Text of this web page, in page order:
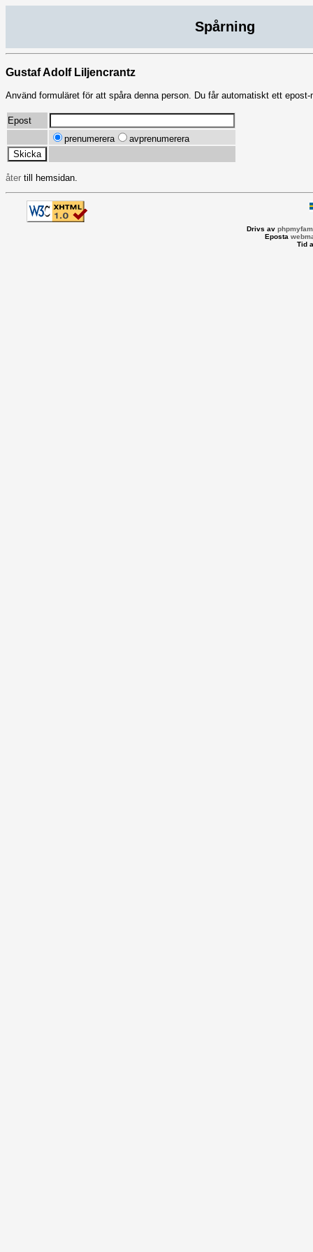
Spårning
Gustaf Adolf Liljencrantz
Använd formuläret för att spåra denna person. Du får automatiskt ett
Epost
prenumerera
avprenumerera
åter till hemsidan.
Drivs av
Eposta
Tid